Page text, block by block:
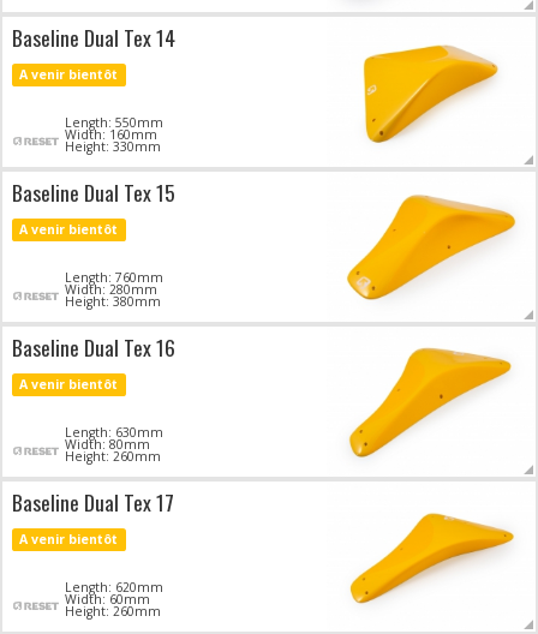
Baseline Dual Tex 14
A venir bientôt
Length: 550mm
Width: 160mm
Height: 330mm
Baseline Dual Tex 15
A venir bientôt
Length: 760mm
Width: 280mm
Height: 380mm
Baseline Dual Tex 16
A venir bientôt
Length: 630mm
Width: 80mm
Height: 260mm
Baseline Dual Tex 17
A venir bientôt
Length: 620mm
Width: 60mm
Height: 260mm